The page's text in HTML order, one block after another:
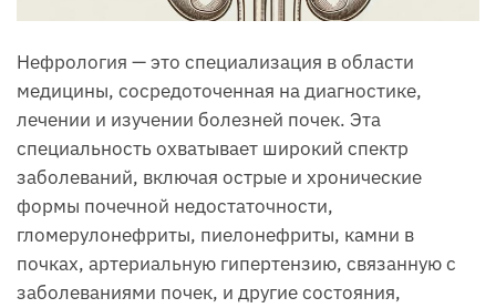
Нефрология — это специализация в области
медицины, сосредоточенная на диагностике,
лечении и изучении болезней почек. Эта
специальность охватывает широкий спектр
заболеваний, включая острые и хронические
формы почечной недостаточности,
гломерулонефриты, пиелонефриты, камни в
почках, артериальную гипертензию, связанную с
заболеваниями почек, и другие состояния,